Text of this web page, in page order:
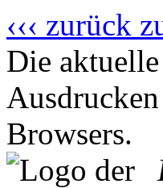
‹‹‹ zurück
Die
Browsers.